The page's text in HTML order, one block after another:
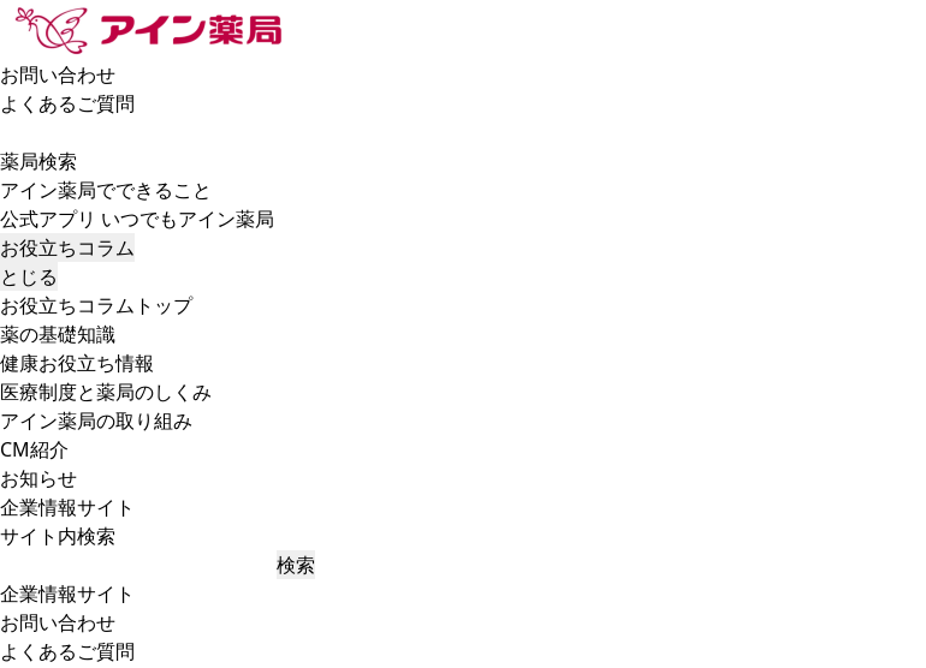
お問い合わせ
よくあるご質問
薬局検索
アイン薬局でできること
公式アプリ いつでもアイン薬局
お役立ちコラム
とじる
お役立ちコラムトップ
薬の基礎知識
健康お役立ち情報
医療制度と薬局のしくみ
アイン薬局の取り組み
CM紹介
お知らせ
企業情報サイト
サイト内検索
検索
企業情報サイト
お問い合わせ
よくあるご質問